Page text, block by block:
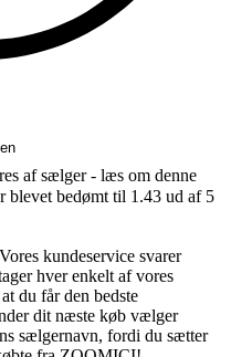
af sælger - læs om denne
blevet bedømt til 1.43 ud af 5
kundeservice svarer
hver enkelt af vores
du får den bedste
dit næste køb vælger
sælgernavn, fordi du sætter